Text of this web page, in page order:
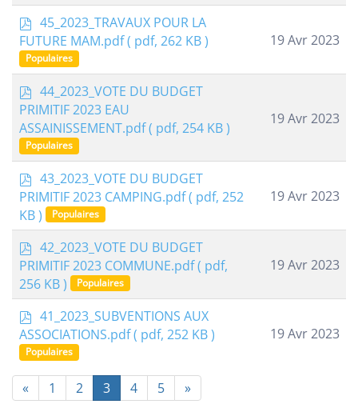
p
d
f
45_2023_TRAVAUX POUR LA
FUTURE MAM.pdf( pdf, 262 KB )
Populaires
19 Avr 2023
p
d
f
44_2023_VOTE DU BUDGET
PRIMITIF 2023 EAU
ASSAINISSEMENT.pdf( pdf, 254 KB )
Populaires
19 Avr 2023
p
d
f
43_2023_VOTE DU BUDGET
PRIMITIF 2023 CAMPING.pdf( pdf, 252
KB )
Populaires
19 Avr 2023
p
d
f
42_2023_VOTE DU BUDGET
PRIMITIF 2023 COMMUNE.pdf( pdf,
256 KB )
Populaires
19 Avr 2023
p
d
f
41_2023_SUBVENTIONS AUX
ASSOCIATIONS.pdf( pdf, 252 KB )
Populaires
19 Avr 2023
« 1 2 3 4 5 »